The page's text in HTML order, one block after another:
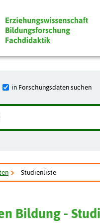
in Forschungsdaten suchen
Studienliste
Bildung -